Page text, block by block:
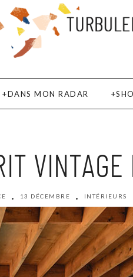
DANS MON RADAR
13 DÉCEMBRE INTÉRIEURS